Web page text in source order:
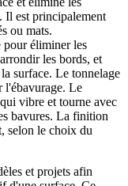
Il est principalement
ou mats.
pour éliminer les
les bords, et
surface. Le tonnelage
l'ébavurage. Le
vibre et tourne avec
bavures. La finition
selon le choix du
et projets afin